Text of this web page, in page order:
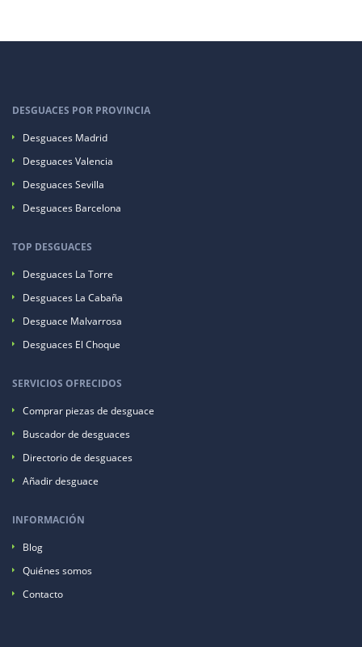
DESGUACES POR PROVINCIA
Desguaces Madrid
Desguaces Valencia
Desguaces Sevilla
Desguaces Barcelona
TOP DESGUACES
Desguaces La Torre
Desguaces La Cabaña
Desguace Malvarrosa
Desguaces El Choque
SERVICIOS OFRECIDOS
Comprar piezas de desguace
Buscador de desguaces
Directorio de desguaces
Añadir desguace
INFORMACIÓN
Blog
Quiénes somos
Contacto